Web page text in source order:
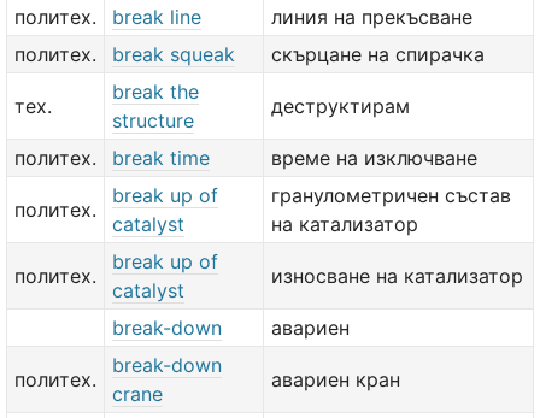
политех.
break line
линия на прекъсване
политех.
break squeak скърцане на спирачка
тех.
break the
structure
деструктирам
политех. break time време на изключване
политех.
break up of
catalyst
гранулометричен състав
на катализатор
политех.
break up of
catalyst
износване на катализатор
break-down авариен
политех.
break-down
crane
авариен кран